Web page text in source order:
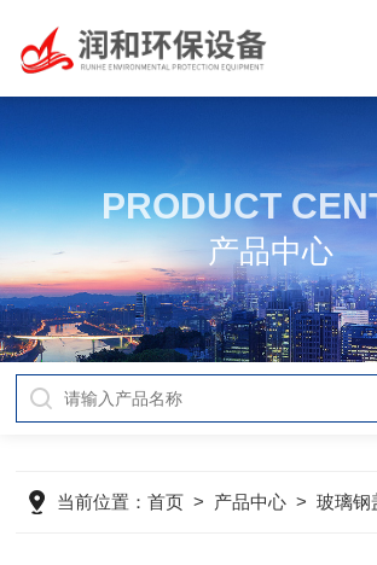
PRODUCT
产品中心
当前位置：首页 > 产品中心 >玻璃钢